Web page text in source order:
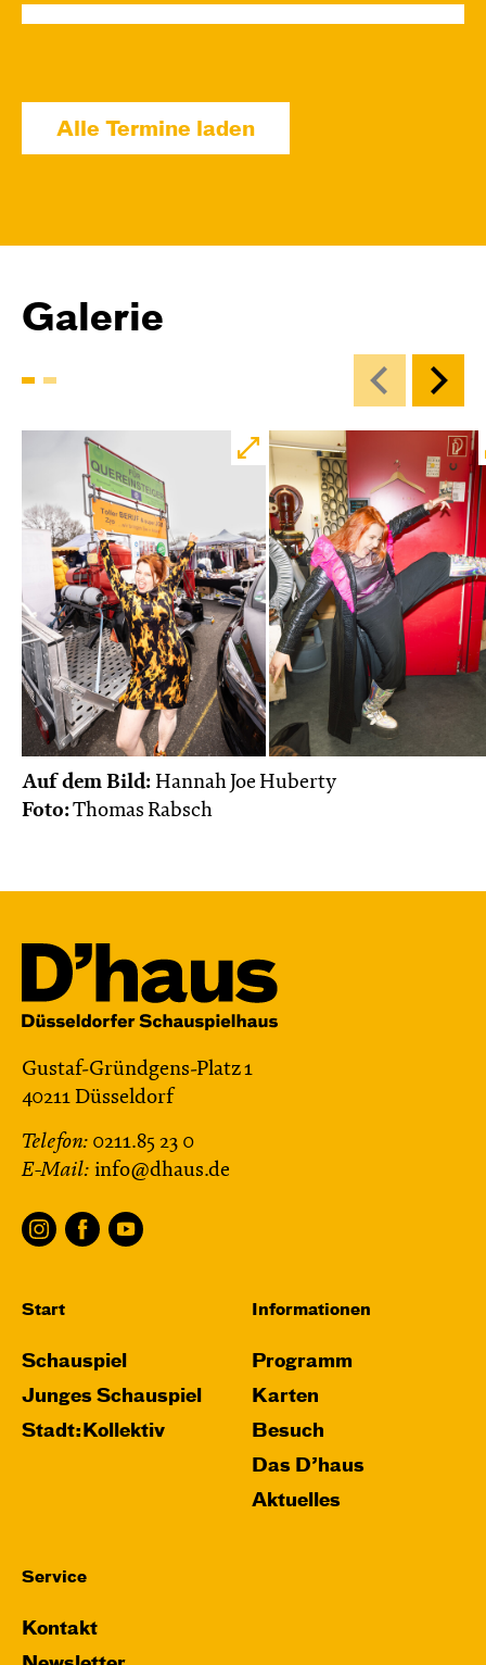
1984 – Dystopie 2.0
von Kim Langner — nach dem Roman von
Mi, 18.11. / 10:00 – 12:00
JUNGES SCHAUSPIEL
Wolf
Ein Stück über Mut und Freundschaft
von Saša Stanišić
Regie: Carmen Schwarz
Central 1
Touchtour für sehbehinderte und blinde
Menschen
Mit künstlerischer Audiodeskription
Karten
JUNGES SCHAUSPIEL
Ein Stück über Mut und Freundschaft
von Saša Stanišić
Regie: Carmen Schwarz
Central 1
Touchtour für sehbehinderte und blinde
Menschen
Karten
09:00
Wolf
Mit künstlerischer Audiodeskription
Karten
Alle Termine laden
Galerie
Auf dem Bild: Hannah Joe Huberty
Foto:Thomas Rabsch
Gustaf-Gründgens-Platz 1
40211 Düsseldorf
Telefon: 0211.85 23 0
E-Mail: info@dhaus.de
Start
Schauspiel
Junges Schauspiel
Stadt:Kollektiv
Informationen
Programm
Karten
Besuch
Das D’haus
Aktuelles
Service
Kontakt